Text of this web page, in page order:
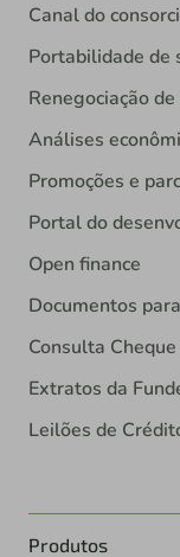
Canal do
Portabilidade de
Renegociação
Análises
Promoções e
Portal do
Open finance
Documentos
Consulta Cheque
Extratos da
Leilões de
Produtos